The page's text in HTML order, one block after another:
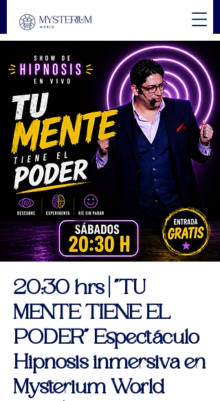
20:30 hrs | "TU
MENTE TIENE EL
PODER" Espectáculo
Hipnosis inmersiva en
Mysterium World